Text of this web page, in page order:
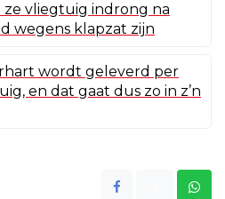
ze vliegtuig indrong na
wegens klapzat zijn
wordt geleverd per
en dat gaat dus zo in z’n